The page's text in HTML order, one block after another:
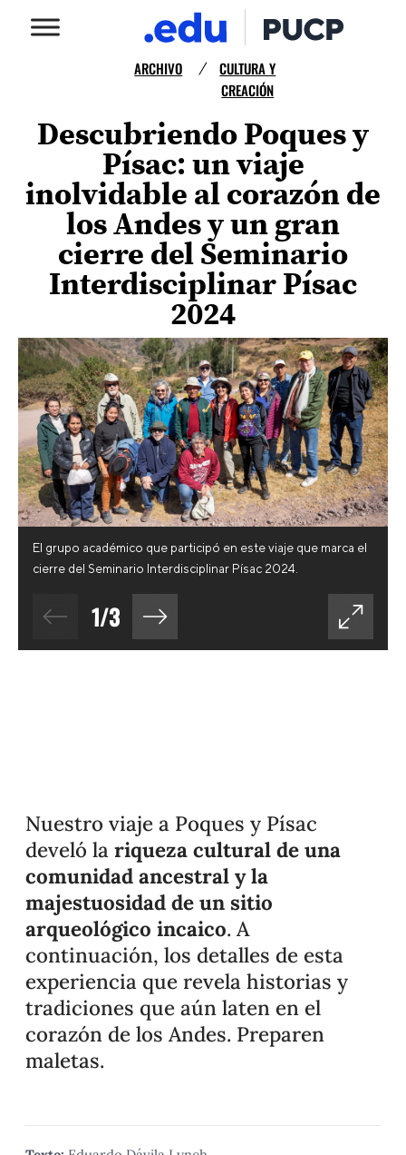
ARCHIVO /
CULTURA Y
CREACIÓN
Descubriendo Poques y
Písac: un viaje
inolvidable al corazón de
los Andes y un gran
cierre del Seminario
Interdisciplinar Písac
2024
El grupo académico que participó en este viaje que marca el
cierre del Seminario Interdisciplinar Písac 2024.
1/3
Nuestro viaje a Poques y Písac
develó la riqueza cultural de una
comunidad ancestral y la
majestuosidad de un sitio
arqueológico incaico. A
continuación, los detalles de esta
experiencia que revela historias y
tradiciones que aún laten en el
corazón de los Andes. Preparen
maletas.